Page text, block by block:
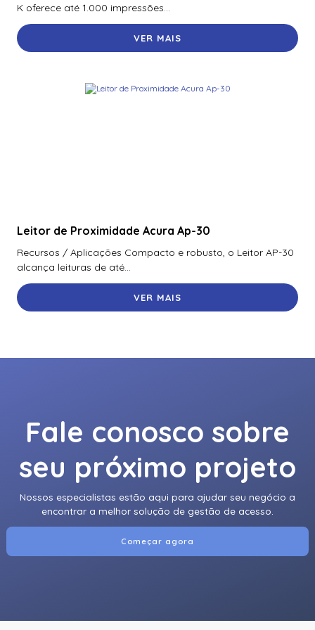
900Ntnnek00000 | Assa Abloy | Leitor de Proximidade HId
Iclass se R10 900Ntnnek00000
900Pbnnek20000 | Assa Abloy | Leitor De Proximidade
900Pmntekma003 | Assa Abloy | Leitor De Proximidade
R40
920Nmnnekma001 | Assa Abloy | Leitor De Proximidade
R40
920Nsnnek20000 | Assa Abloy | Leitor De Proximidade
R40
920Pmntekma003 | Assa Abloy | Leitor De Proximidade
Rp40
920Ptnnek00000 | Assa Abloy | Leitor De Proximidade Se
Rp40
921Nbnnek20000 | Assa Abloy | Leitor De Proximidade
921Nmnnekma002 | Assa Abloy | Leitor De Proximidade
Rk40
921Ntnnek00000 | Assa Abloy | Leitor De Proximidade
K oferece até 1.000 impressões...
VER MAIS
Leitor de Proximidade Acura Ap-30
Recursos / Aplicações Compacto e robusto, o Leitor AP-30
alcança leituras de até...
VER MAIS
Fale conosco sobre
seu próximo projeto
Nossos especialistas estão aqui para ajudar seu negócio a
encontrar a melhor solução de gestão de acesso.
Começar agora